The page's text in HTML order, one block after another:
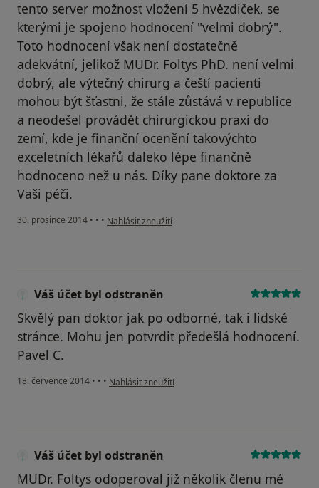
tento server možnost vložení 5 hvězdiček, se
kterými je spojeno hodnocení "velmi dobrý".
Toto hodnocení však není dostatečně
adekvátní, jelikož MUDr. Foltys PhD. není velmi
dobrý, ale výtečný chirurg a čeští pacienti
mohou být šťastni, že stále zůstává v republice
a neodešel provádět chirurgickou praxi do
zemí, kde je finanční ocenění takovýchto
exceletních lékařů daleko lépe finančně
hodnoceno než u nás. Díky pane doktore za
Vaši péči.
30. prosince 2014 • • • podle názoru uživatele Váš účet byl odstraněn
Nahlásit zneužití
Váš účet byl odstraněn
Skvělý pan doktor jak po odborné, tak i lidské
stránce. Mohu jen potvrdit předešlá hodnocení.
Pavel C.
18. července 2014 • • • podle názoru uživatele Váš účet byl odstraněn
Nahlásit zneužití
Váš účet byl odstraněn
MUDr. Foltys odoperoval již několik členu mé